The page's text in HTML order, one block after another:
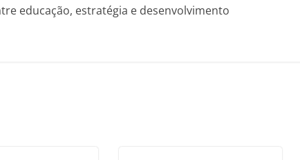
educação, estratégia e desenvolvimento